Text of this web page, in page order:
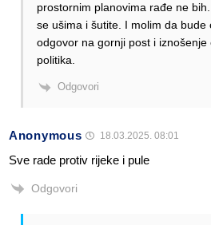
prostornim planovima rađe ne
se ušima i šutite. I molim da bude
odgovor na gornji post i
politika.
Odgovori
Anonymous 18.03.2025. 08:01
Sve rade protiv rijeke i pule
Odgovori